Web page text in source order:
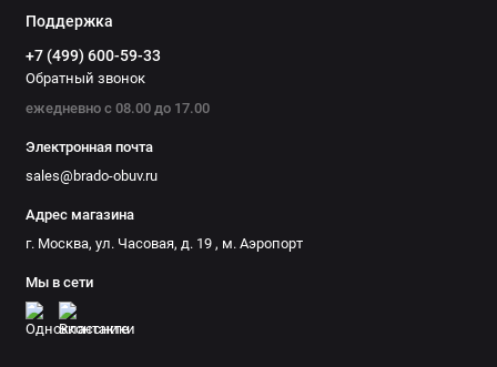
Поддержка
+7 (499) 600-59-33
Обратный звонок
ежедневно с 08.00 до 17.00
Электронная почта
sales@brado-obuv.ru
Адрес магазина
г. Москва, ул. Часовая, д. 19 , м. Аэропорт
Мы в сети